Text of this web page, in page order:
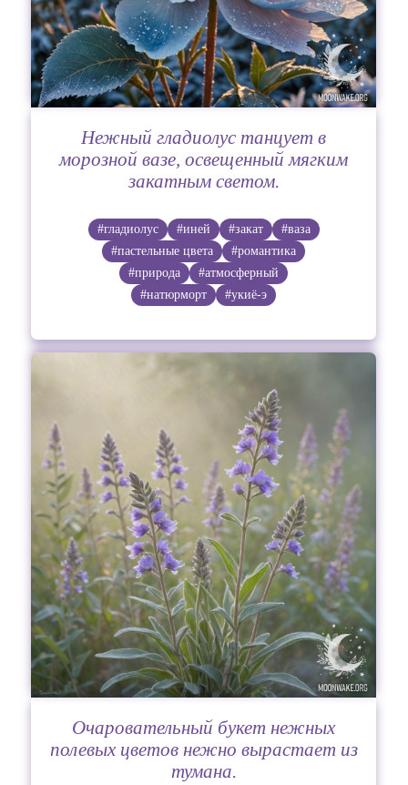
Нежный гладиолус танцует в
морозной вазе, освещенный мягким
закатным светом.
#гладиолус #иней #закат
#ваза
#пастельные цвета
#романтика
#природа
#атмосферный
#натюрморт
#укиё-э
Очаровательный букет нежных
полевых цветов нежно вырастает из
тумана.